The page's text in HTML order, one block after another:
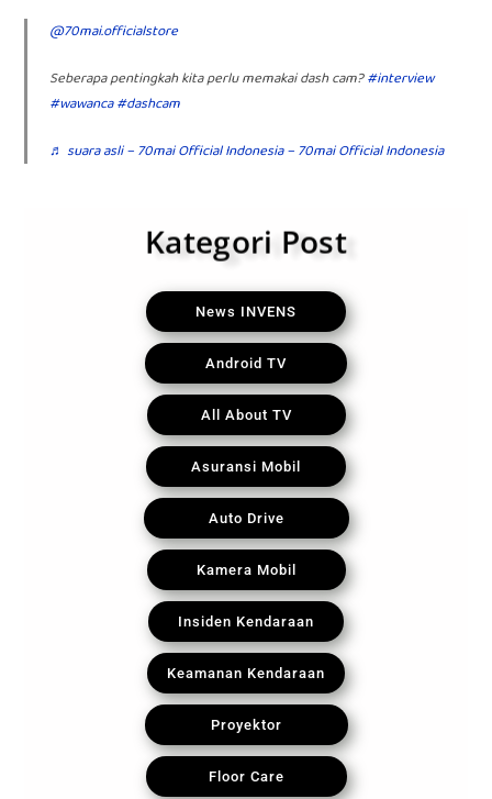
@70mai.officialstore
Seberapa pentingkah kita perlu memakai dash cam?#interview
#wawanca#dashcam
♬ suara asli – 70mai Official Indonesia – 70mai Official Indonesia
Kategori Post
News INVENS
Android TV
All About TV
Asuransi Mobil
Auto Drive
Kamera Mobil
Insiden Kendaraan
Keamanan Kendaraan
Proyektor
Floor Care